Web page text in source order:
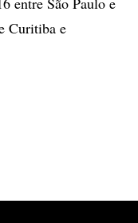
Curitiba e